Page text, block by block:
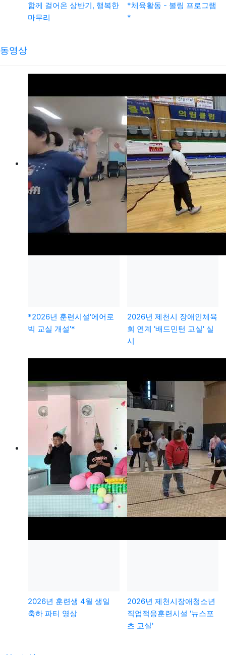
함께 걸어온 상반기, 행복한
마무리
*체육활동 - 볼링 프로그램
*
동영상
*2026년 훈련시설'에어로
빅 교실 개설'*
2026년 제천시 장애인체육
회 연계 '배드민턴 교실' 실
시
2026년 훈련생 4월 생일
축하 파티 영상
2026년 제천시장애청소년
직업적응훈련시설 '뉴스포
츠 교실'